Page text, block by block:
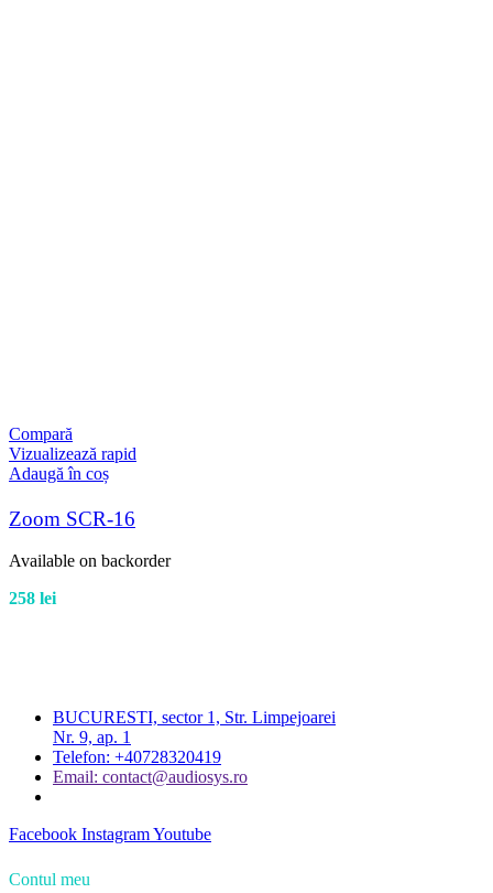
Compară
Vizualizează rapid
Adaugă în coș
Zoom SCR-16
Available on backorder
258 lei
BUCURESTI, sector 1, Str. Limpejoarei
Nr. 9, ap. 1
Telefon: +40728320419
Email: contact@audiosys.ro
Facebook InstagramYoutube
Contul meu